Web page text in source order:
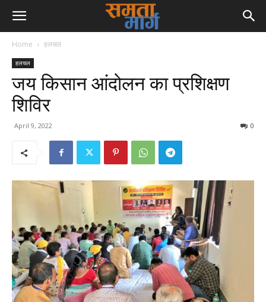
Home हलचल
हलचल
जय किसान आंदोलन का प्रशिक्षण
शिविर
April 9, 2022 0